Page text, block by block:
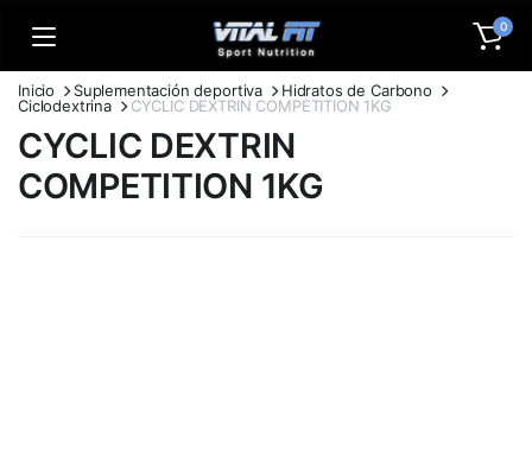
0
Inicio Suplementación deportiva
Hidratos de Carbono
Ciclodextrina
CYCLIC DEXTRIN COMPETITION 1KG
CYCLIC DEXTRIN
COMPETITION 1KG